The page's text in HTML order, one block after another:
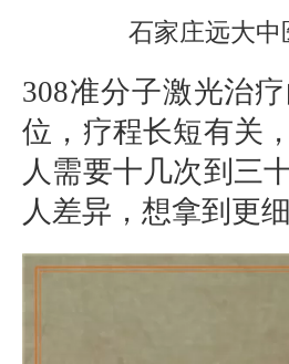
石家庄远大
308准分子激光治
位，疗程长短有关
人需要十几次到三
人差异，想拿到更